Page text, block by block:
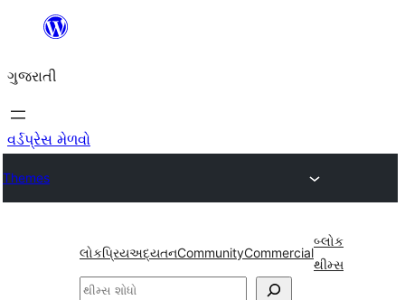
કંટેન્ટ(લખાણ)
જાઓ
ગુજરાતી
વર્ડપ્રેસ મેળવો
Themes
લોકપ્રિયઅદ્યતનCommunityCommercial
બ્લોક
થીમ્સ
શોધો